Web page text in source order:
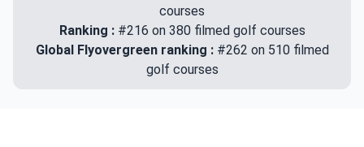
courses
Ranking : #216 on 380 filmed golf courses
Global Flyovergreen ranking : #262 on 510 filmed
golf courses